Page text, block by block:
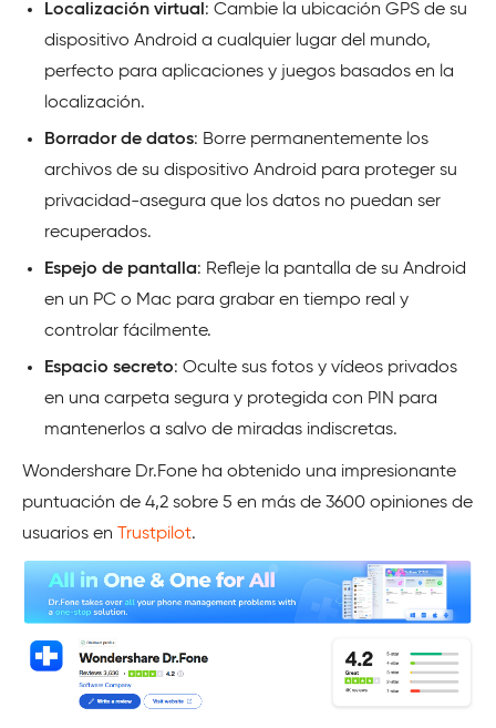
Localización virtual: Cambie la ubicación GPS de su
dispositivo Android a cualquier lugar del mundo,
perfecto para aplicaciones y juegos basados en la
localización.
Borrador de datos: Borre permanentemente los
archivos de su dispositivo Android para proteger su
privacidad-asegura que los datos no puedan ser
recuperados.
Espejo de pantalla: Refleje la pantalla de su Android
en un PC o Mac para grabar en tiempo real y
controlar fácilmente.
Espacio secreto: Oculte sus fotos y vídeos privados
en una carpeta segura y protegida con PIN para
mantenerlos a salvo de miradas indiscretas.
Wondershare Dr.Fone ha obtenido una impresionante
puntuación de 4,2 sobre 5 en más de 3600 opiniones de
usuarios en Trustpilot.